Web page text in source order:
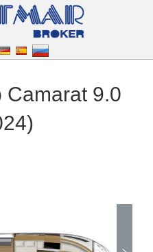
Camarat 9.0